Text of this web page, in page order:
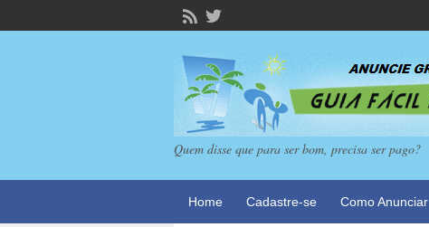
Quem disse que para ser bom, precisa ser pago?
Home Cadastre-se Como Anunciar